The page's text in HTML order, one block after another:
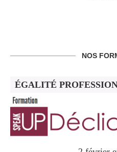
NOS
ÉGALITÉ